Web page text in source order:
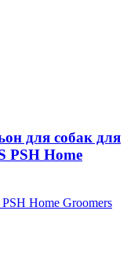
для собак для
PSH Home
Home Groomers